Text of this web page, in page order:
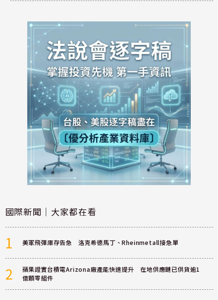
國際新聞｜大家都在看
1 美軍飛彈庫存告急 洛克希德馬丁、Rheinmetall接急單
2
蘋果證實台積電Arizona廠產能快速提升 在地供應鏈已供貨逾1
億顆零組件